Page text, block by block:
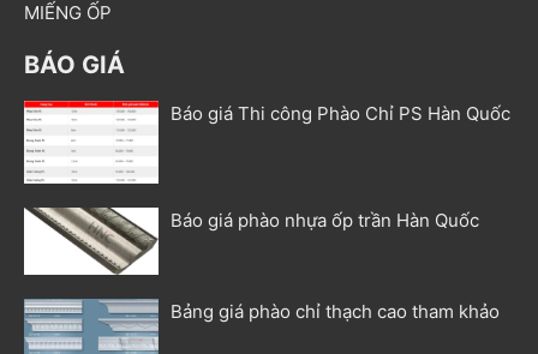
MIẾNG ỐP
BÁO GIÁ
Báo giá Thi công Phào Chỉ PS Hàn Quốc
Báo giá phào nhựa ốp trần Hàn Quốc
Bảng giá phào chỉ thạch cao tham khảo